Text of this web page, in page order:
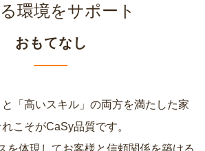
環境をサポート
おもてなし
と「高いスキル」の両方を満たした家
こそがCaSy品質です。
を体現してお客様と信頼関係を築ける